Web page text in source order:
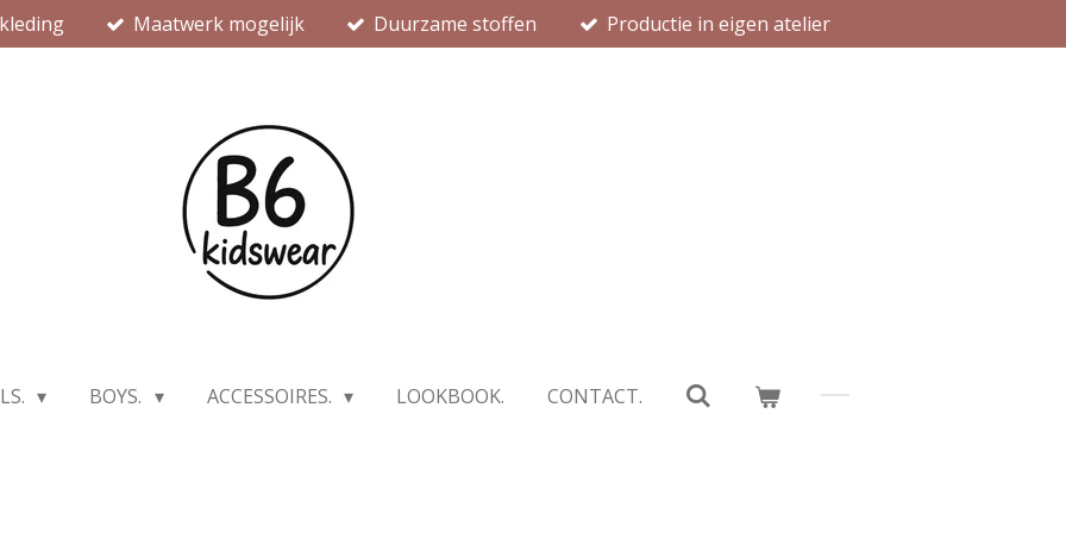
Maatwerk mogelijk Duurzame stoffen Productie in eigen atelier
BOYS. ACCESSOIRES. LOOKBOOK. CONTACT.